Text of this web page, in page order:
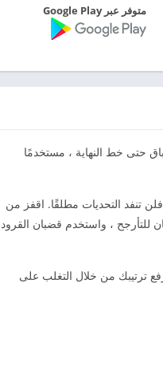
متوفر عبر Google Play
حتى خط النهاية ، مستخدمًا
تنفد التحديات مطلقًا. اقفز من
للتأرجح ، واستخدم قضبان القرود
ترتيبك من خلال التغلب على